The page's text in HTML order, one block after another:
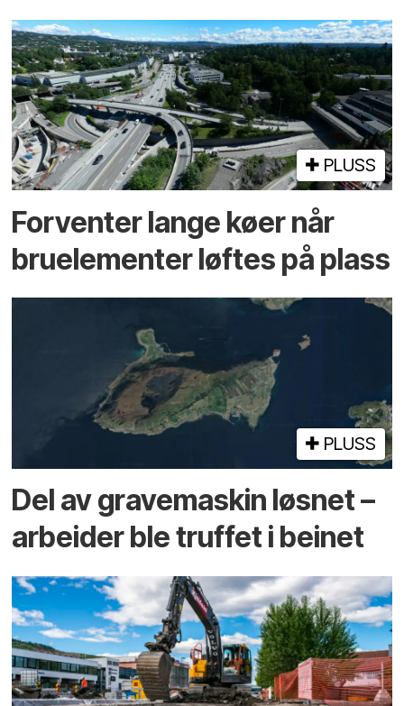
PLUSS
Forventer lange køer når
bru­elementer løftes på plass
PLUSS
Del av grave­maskin løsnet –
arbeider ble truffet i beinet